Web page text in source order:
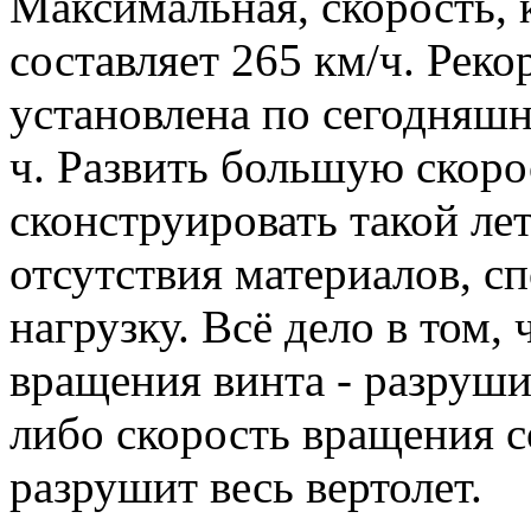
составляет 265 км/ч.
установлена по
ч. Развить большую
сконструировать такой
отсутствия материалов,
нагрузку. Всё дело в том,
вращения винта -
либо скорость вращения
разрушит весь вертолет.